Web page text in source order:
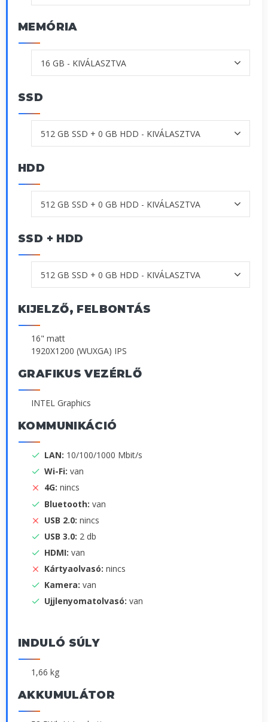
MEMÓRIA
SSD
HDD
SSD + HDD
KIJELZŐ, FELBONTÁS
16" matt
1920X1200 (WUXGA) IPS
GRAFIKUS VEZÉRLŐ
INTEL Graphics
KOMMUNIKÁCIÓ
LAN: 10/100/1000 Mbit/s
Wi-Fi: van
4G: nincs
Bluetooth: van
USB 2.0: nincs
USB 3.0: 2 db
HDMI: van
Kártyaolvasó: nincs
Kamera: van
Ujjlenyomatolvasó: van
INDULÓ SÚLY
1,66 kg
AKKUMULÁTOR